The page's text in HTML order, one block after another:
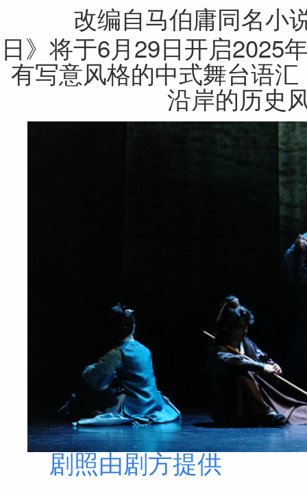
改编自马伯庸同名小
日》将于6月29日开启2025
有写意风格的中式舞台语
沿岸的历史
剧照由剧方提供